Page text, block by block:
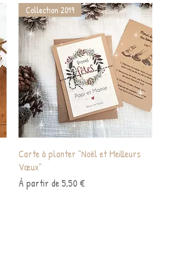
Aperçu rapide
Collection 2019
Carte à planter "Noël et Meilleurs
Vœux"
À partir de5,50 €
Prix promotionnel